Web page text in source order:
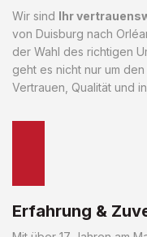
Wir sind Ihr
von Duisburg nach
der Wahl des richtigen
geht es nicht nur um
Vertrauen, Qualität und
Erfahrung &